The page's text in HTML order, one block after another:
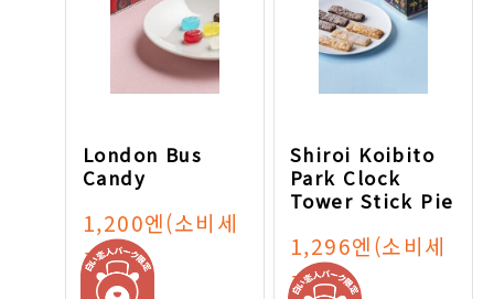
London Bus
Candy
1,200엔(소비세
포함)
Shiroi Koibito
Park Clock
Tower Stick Pie
1,296엔(소비세
포함)